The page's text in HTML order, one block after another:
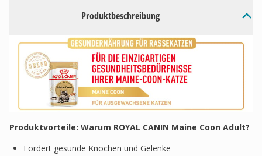
Produktbeschreibung
Produktvorteile: Warum ROYAL CANIN Maine Coon Adult?
Fördert gesunde Knochen und Gelenke